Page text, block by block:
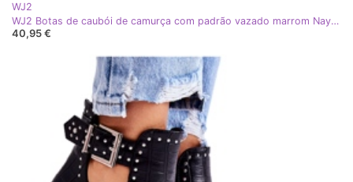
WJ2
WJ2 Botas de caubói de camurça com padrão vazado marrom Naya bege
40,95 €